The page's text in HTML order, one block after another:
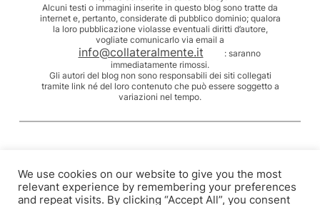
Alcuni testi o immagini inserite in questo blog sono tratte da
internet e, pertanto, considerate di pubblico dominio; qualora
la loro pubblicazione violasse eventuali diritti d’autore,
vogliate comunicarlo via email a
info@collateralmente.it
: saranno
immediatamente rimossi.
Gli autori del blog non sono responsabili dei siti collegati
tramite link né del loro contenuto che può essere soggetto a
variazioni nel tempo.
We use cookies on our website to give you the most
relevant experience by remembering your preferences
and repeat visits. By clicking “Accept All”, you consent